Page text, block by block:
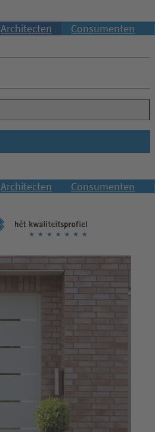
Architecten Consumenten
Architecten Consumenten